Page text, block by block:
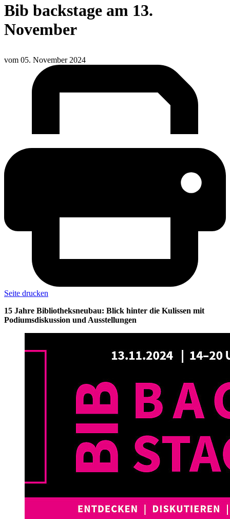
Bib backstage am 13.
November
vom 05. November 2024
Seite drucken
15 Jahre Bibliotheksneubau: Blick hinter die Kulissen mit
Podiumsdiskussion und Ausstellungen